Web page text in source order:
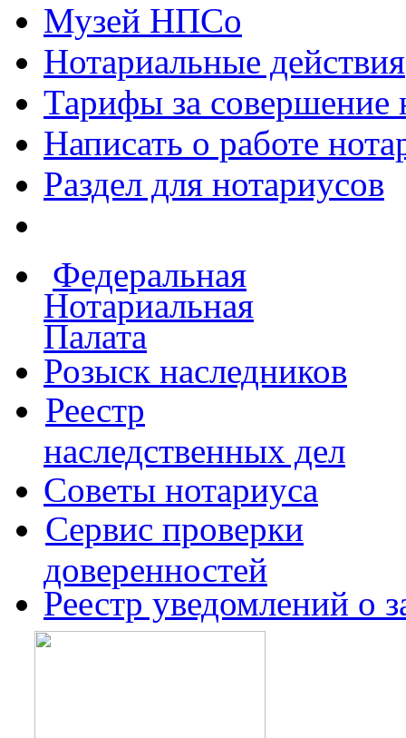
Музей НПСо
Нотариальные действия
Тарифы за совершение
Написать о работе
Раздел для нотариусов
Федеральная
Нотариальная
Палата
Розыск наследников
Реестр
наследственных дел
Советы нотариуса
Сервис проверки
доверенностей
Реестр уведомлений о